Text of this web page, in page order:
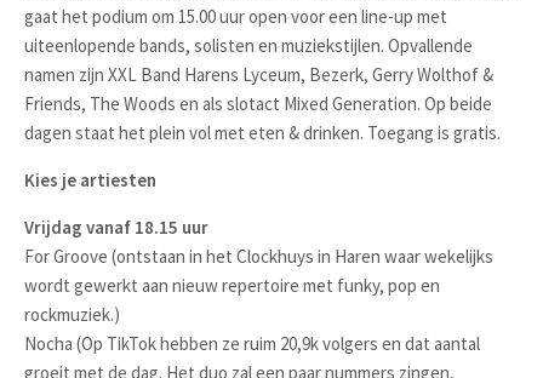
gaat het podium om 15.00 uur open voor een line-up met
uiteenlopende bands, solisten en muziekstijlen. Opvallende
namen zijn XXL Band Harens Lyceum, Bezerk, Gerry Wolthof &
Friends, The Woods en als slotact Mixed Generation. Op beide
dagen staat het plein vol met eten & drinken. Toegang is gratis.
Kies je artiesten
Vrijdag vanaf 18.15 uur
For Groove (ontstaan in het Clockhuys in Haren waar wekelijks
wordt gewerkt aan nieuw repertoire met funky, pop en
rockmuziek.)
Nocha (Op TikTok hebben ze ruim 20,9k volgers en dat aantal
groeit met de dag. Het duo zal een paar nummers zingen,